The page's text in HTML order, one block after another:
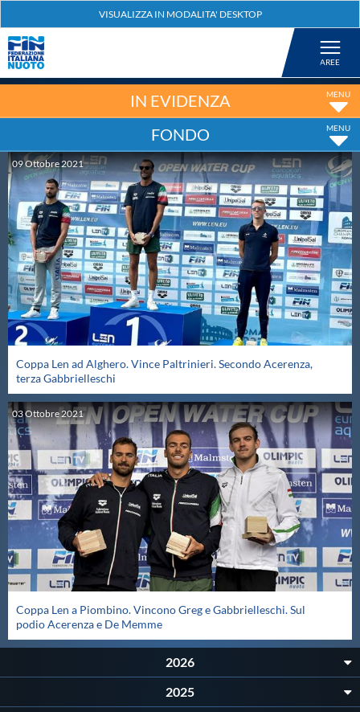
Nuoto
Tuffi
Artistico
Fondo
Salvamento
Master
Formazione
GUG
Scuole Nuoto
Propaganda
Centri Federali
IN EVIDENZA
FONDO
09Ottobre2021
Coppa Len ad Alghero. Vince Paltrinieri. Secondo Acerenza,
terza Gabbrielleschi
03Ottobre2021
Coppa Len a Piombino. Vincono Greg e Gabbrielleschi. Sul
podio Acerenza e De Memme
2026
2025